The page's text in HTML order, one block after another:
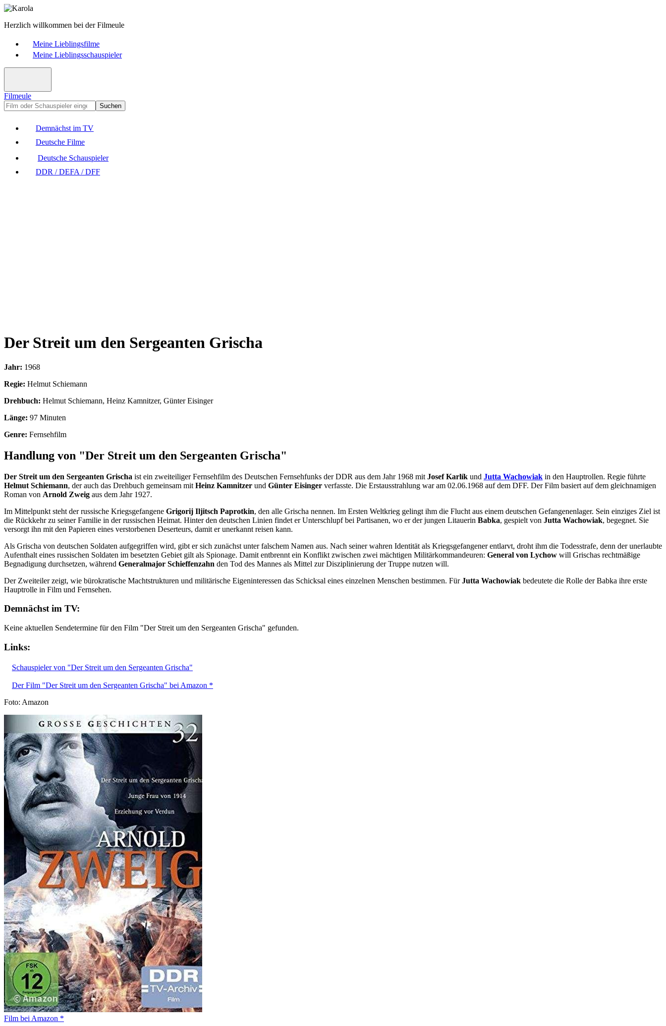
Herzlich willkommen bei der Filmeule
Meine Lieblingsfilme
Meine Lieblingsschauspieler
Filmeule
Suchen
Demnächst im TV
Deutsche Filme
Deutsche Schauspieler
DDR / DEFA / DFF
Der Streit um den Sergeanten Grischa
Jahr: 1968
Regie: Helmut Schiemann
Drehbuch: Helmut Schiemann, Heinz Kamnitzer, Günter Eisinger
Länge: 97 Minuten
Genre: Fernsehfilm
Handlung von "Der Streit um den Sergeanten Grischa"
Der Streit um den Sergeanten Grischa ist ein zweiteiliger Fernsehfilm des Deutschen Fernsehfunks der DDR aus dem Jahr 1968 mit Josef Karlík und Jutta Wachowiak in den Hauptrollen. Regie führte
Helmut Schiemann, der auch das Drehbuch gemeinsam mit Heinz Kamnitzer und Günter Eisinger verfasste. Die Erstausstrahlung war am 02.06.1968 auf dem DFF. Der Film basiert auf dem gleichnamigen
Roman von Arnold Zweig aus dem Jahr 1927.
Im Mittelpunkt steht der russische Kriegsgefangene Grigorij Iljitsch Paprotkin, den alle Grischa nennen. Im Ersten Weltkrieg gelingt ihm die Flucht aus einem deutschen Gefangenenlager. Sein einziges Ziel ist
die Rückkehr zu seiner Familie in der russischen Heimat. Hinter den deutschen Linien findet er Unterschlupf bei Partisanen, wo er der jungen Litauerin Babka, gespielt von Jutta Wachowiak, begegnet. Sie
versorgt ihn mit den Papieren eines verstorbenen Deserteurs, damit er unerkannt reisen kann.
Als Grischa von deutschen Soldaten aufgegriffen wird, gibt er sich zunächst unter falschem Namen aus. Nach seiner wahren Identität als Kriegsgefangener entlarvt, droht ihm die Todesstrafe, denn der unerlaubte
Aufenthalt eines russischen Soldaten im besetzten Gebiet gilt als Spionage. Damit entbrennt ein Konflikt zwischen zwei mächtigen Militärkommandeuren: General von Lychow will Grischas rechtmäßige
Begnadigung durchsetzen, während Generalmajor Schieffenzahn den Tod des Mannes als Mittel zur Disziplinierung der Truppe nutzen will.
Der Zweiteiler zeigt, wie bürokratische Machtstrukturen und militärische Eigeninteressen das Schicksal eines einzelnen Menschen bestimmen. FürJutta Wachowiak bedeutete die Rolle der Babka ihre erste
Hauptrolle in Film und Fernsehen.
Demnächst im TV:
Keine aktuellen Sendetermine für den Film "Der Streit um den Sergeanten Grischa" gefunden.
Links:
Schauspieler von "Der Streit um den Sergeanten Grischa"
Der Film "Der Streit um den Sergeanten Grischa" bei Amazon *
Foto: Amazon
Film bei Amazon *